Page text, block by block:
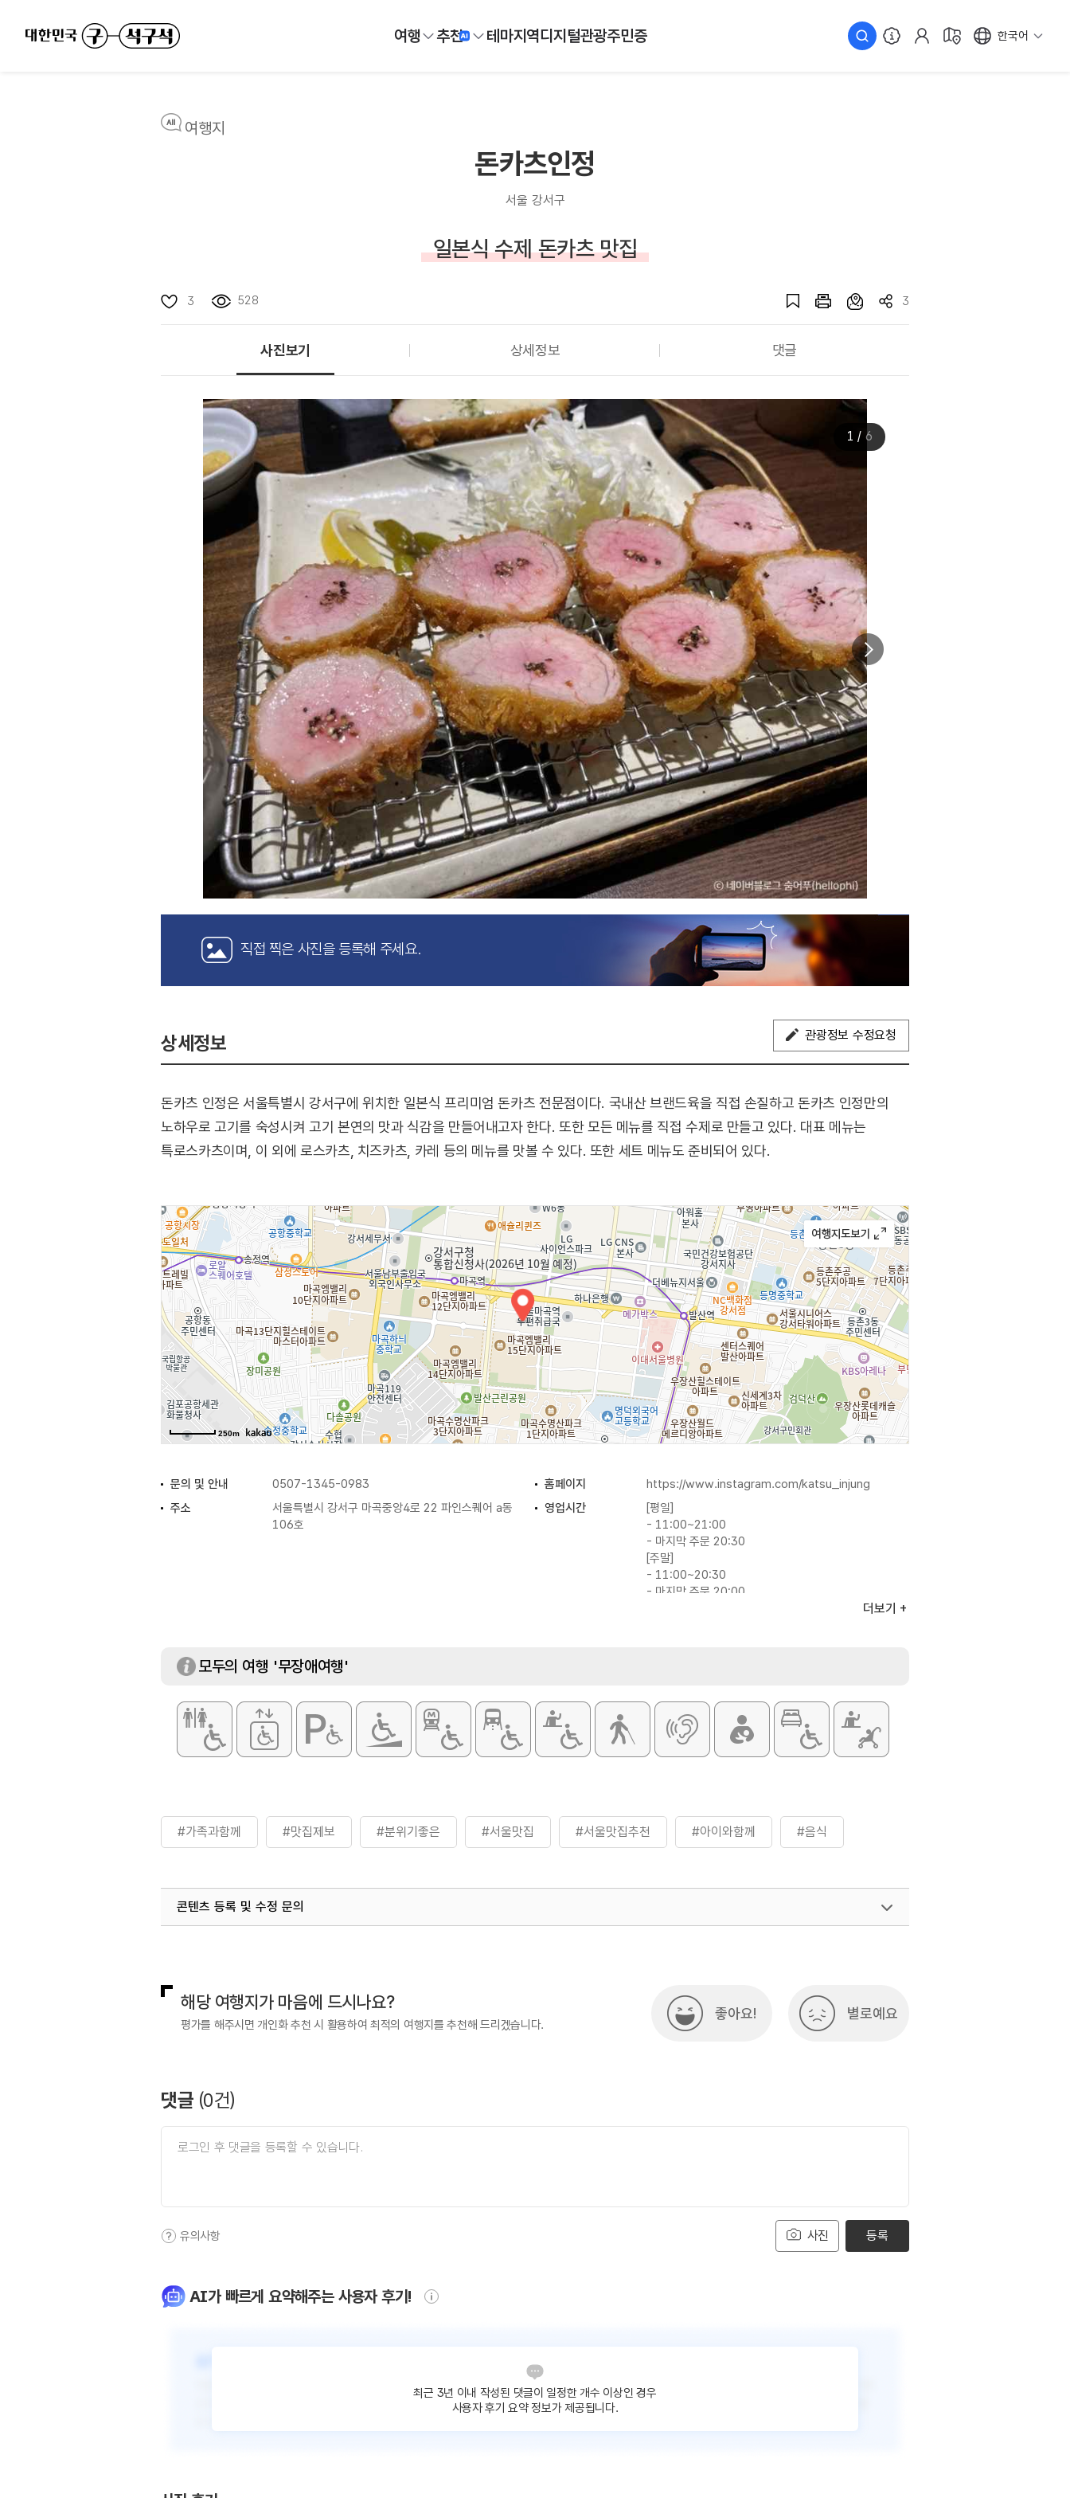
여행 추천 테마지역디지털관광주민증 한국어
여행지
돈카츠인정
서울 강서구
일본식 수제 돈카츠 맛집
3 528 3
사진보기 상세정보 댓글
1 / 6
직접 찍은 사진을 등록해 주세요.
상세정보 관광정보 수정요청
돈카츠 인정은 서울특별시 강서구에 위치한 일본식 프리미엄 돈카츠 전문점이다. 국내산 브랜드육을 직접 손질하고 돈카츠 인정만의
노하우로 고기를 숙성시켜 고기 본연의 맛과 식감을 만들어내고자 한다. 또한 모든 메뉴를 직접 수제로 만들고 있다. 대표 메뉴는
특로스카츠이며, 이 외에 로스카츠, 치즈카츠, 카레 등의 메뉴를 맛볼 수 있다. 또한 세트 메뉴도 준비되어 있다.
250m
문의 및 안내 0507-1345-0983 홈페이지
https://www.instagram.com/katsu_injung
주소
서울특별시 강서구 마곡중앙4로 22 파인스퀘어 a동
106호
영업시간
[평일]
- 11:00~21:00
- 마지막 주문 20:30
[주말]
- 11:00~20:30
- 마지막 주문 20:00
더보기
모두의 여행 '무장애여행'
#가족과함께 #맛집제보 #분위기좋은 #서울맛집 #서울맛집추천 #아이와함께 #음식
콘텐츠 등록 및 수정 문의
해당 여행지가 마음에 드시나요?
평가를 해주시면 개인화 추천 시 활용하여 최적의 여행지를 추천해 드리겠습니다.
좋아요! 별로예요
댓글 (0건)
사진
유의사항 등록
AI가 빠르게 요약해주는 사용자 후기!
최근 3년 이내 작성된 댓글이 일정한 개수 이상인 경우
사용자 후기 요약 정보가 제공됩니다.